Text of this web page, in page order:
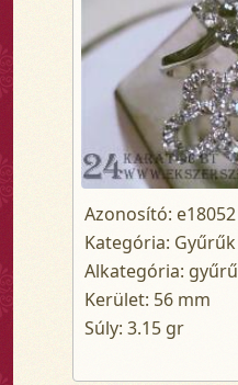
Azonosító: e18052
Kategória: Gyűrűk
Alkategória: gyűrű
Kerület: 56 mm
Súly: 3.15 gr